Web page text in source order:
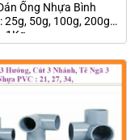
Ống Nhựa Bình
25g, 50g, 100g, 200g,
1Kg